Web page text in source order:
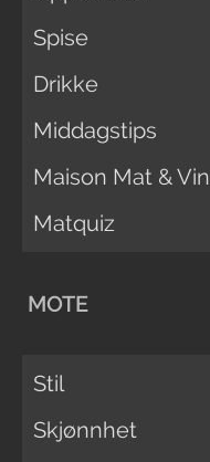
Spise
Drikke
Middagstips
Maison Mat & Vin
Matquiz
MOTE
Stil
Skjønnhet